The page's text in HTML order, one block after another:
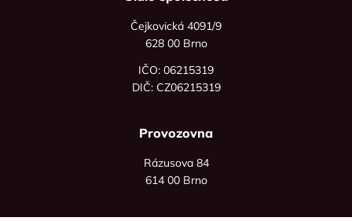
Čejkovická 4091/9
628 00 Brno
IČO: 06215319
DIČ: CZ06215319
Provozovna
Rázusova 84
614 00 Brno